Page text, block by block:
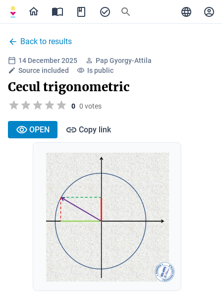
Back to results
14 December 2025
Pap Gyorgy-Attila
Source included
Is public
Cecul trigonometric
0 0 votes
OPEN Copy link